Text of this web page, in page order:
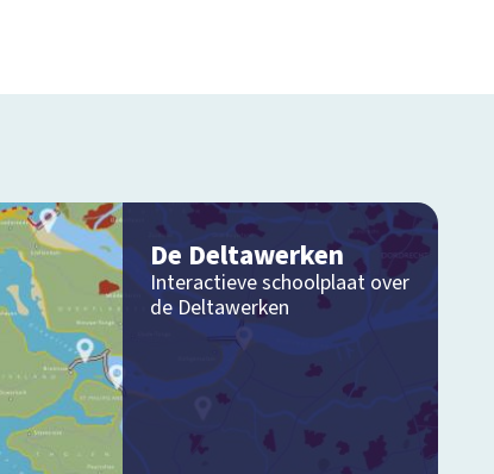
De Deltawerken
Interactieve schoolplaat over
de Deltawerken